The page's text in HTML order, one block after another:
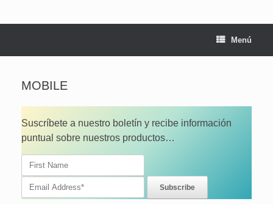
Menú
MOBILE
Suscríbete a nuestro boletín y recibe información
puntual sobre nuestros productos…